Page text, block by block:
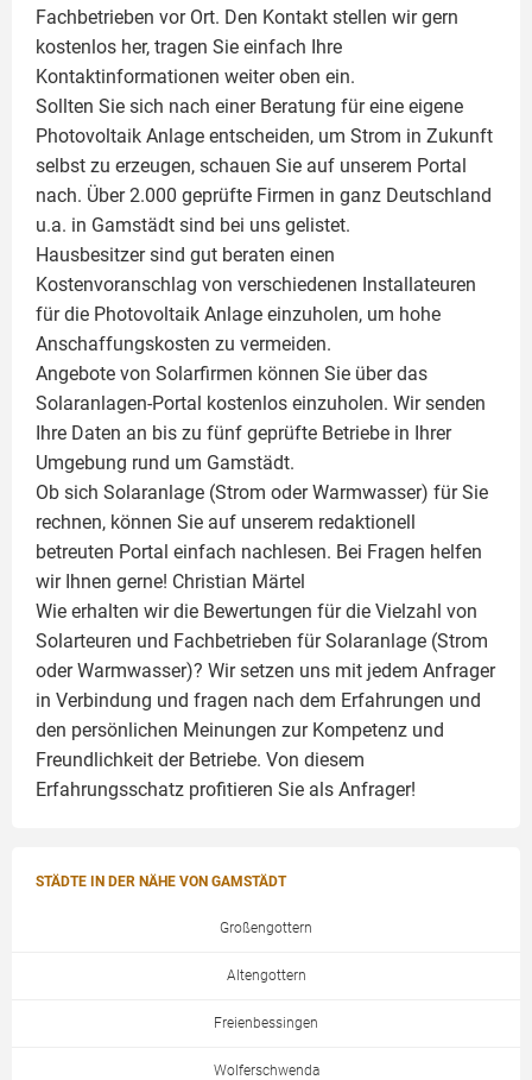
Fachbetrieben vor Ort. Den Kontakt stellen wir gern
kostenlos her, tragen Sie einfach Ihre
Kontaktinformationen weiter oben ein.
Sollten Sie sich nach einer Beratung für eine eigene
Photovoltaik Anlage entscheiden, um Strom in Zukunft
selbst zu erzeugen, schauen Sie auf unserem Portal
nach. Über 2.000 geprüfte Firmen in ganz Deutschland
u.a. in Gamstädt sind bei uns gelistet.
Hausbesitzer sind gut beraten einen
Kostenvoranschlag von verschiedenen Installateuren
für die Photovoltaik Anlage einzuholen, um hohe
Anschaffungskosten zu vermeiden.
Angebote von Solarfirmen können Sie über das
Solaranlagen-Portal kostenlos einzuholen. Wir senden
Ihre Daten an bis zu fünf geprüfte Betriebe in Ihrer
Umgebung rund um Gamstädt.
Ob sich Solaranlage (Strom oder Warmwasser) für Sie
rechnen, können Sie auf unserem redaktionell
betreuten Portal einfach nachlesen. Bei Fragen helfen
wir Ihnen gerne! Christian Märtel
Wie erhalten wir die Bewertungen für die Vielzahl von
Solarteuren und Fachbetrieben für Solaranlage (Strom
oder Warmwasser)? Wir setzen uns mit jedem Anfrager
in Verbindung und fragen nach dem Erfahrungen und
den persönlichen Meinungen zur Kompetenz und
Freundlichkeit der Betriebe. Von diesem
Erfahrungsschatz profitieren Sie als Anfrager!
STÄDTE IN DER NÄHE VON GAMSTÄDT
Großengottern
Altengottern
Freienbessingen
Wolferschwenda